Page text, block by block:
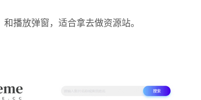
播放弹窗，适合拿去做资源站。